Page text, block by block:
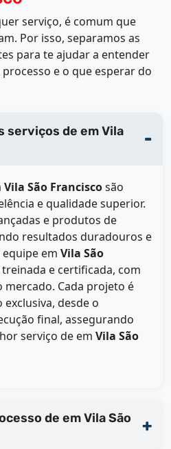
serviço, é comum que
Por isso, separamos as
para te ajudar a entender
e o que esperar do
de em Vila
Vila São Franciscosão
e qualidade superior.
e produtos de
resultados duradouros e
em Vila São
e certificada, com
mercado. Cada projeto é
desde o
final, assegurando
serviço de em Vila São
em Vila São